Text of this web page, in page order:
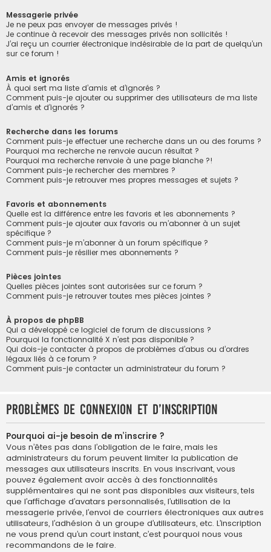
Messagerie privée
Je ne peux pas envoyer de messages privés !
Je continue à recevoir des messages privés non sollicités !
J’ai reçu un courrier électronique indésirable de la part de quelqu’un
sur ce forum !
Amis et ignorés
À quoi sert ma liste d’amis et d’ignorés ?
Comment puis-je ajouter ou supprimer des utilisateurs de ma liste
d’amis et d’ignorés ?
Recherche dans les forums
Comment puis-je effectuer une recherche dans un ou des forums ?
Pourquoi ma recherche ne renvoie aucun résultat ?
Pourquoi ma recherche renvoie à une page blanche ?!
Comment puis-je rechercher des membres ?
Comment puis-je retrouver mes propres messages et sujets ?
Favoris et abonnements
Quelle est la différence entre les favoris et les abonnements ?
Comment puis-je ajouter aux favoris ou m’abonner à un sujet
spécifique ?
Comment puis-je m’abonner à un forum spécifique ?
Comment puis-je résilier mes abonnements ?
Pièces jointes
Quelles pièces jointes sont autorisées sur ce forum ?
Comment puis-je retrouver toutes mes pièces jointes ?
À propos de phpBB
Qui a développé ce logiciel de forum de discussions ?
Pourquoi la fonctionnalité X n’est pas disponible ?
Qui dois-je contacter à propos de problèmes d’abus ou d’ordres
légaux liés à ce forum ?
Comment puis-je contacter un administrateur du forum ?
Problèmes de connexion et d’inscription
Pourquoi ai-je besoin de m’inscrire ?
Vous n’êtes pas dans l’obligation de le faire, mais les
administrateurs du forum peuvent limiter la publication de
messages aux utilisateurs inscrits. En vous inscrivant, vous
pouvez également avoir accès à des fonctionnalités
supplémentaires qui ne sont pas disponibles aux visiteurs, tels
que l’affichage d’avatars personnalisés, l’utilisation de la
messagerie privée, l’envoi de courriers électroniques aux autres
utilisateurs, l’adhésion à un groupe d’utilisateurs, etc. L’inscription
ne vous prend qu’un court instant, c’est pourquoi nous vous
recommandons de le faire.